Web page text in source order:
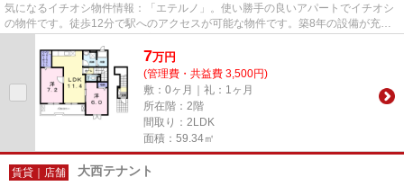
気になるイチオシ物件情報：「エテルノ」。使い勝手の良いアパートでイチオシ
の物件です。徒歩12分で駅へのアクセスが可能な物件です。築8年の設備が充実
7万円
(管理費・共益費 3,500円)
敷：0ヶ月｜礼：1ヶ月
所在階：2階
間取り：2LDK
面積：59.34㎡
賃貸｜店舗 大西テナント